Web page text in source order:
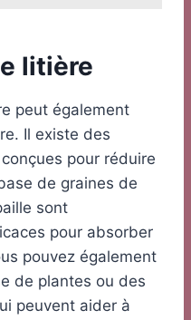
litière
peut également
Il existe des
pour réduire
de graines de
sont
pour absorber
pouvez également
de plantes ou des
peuvent aider à